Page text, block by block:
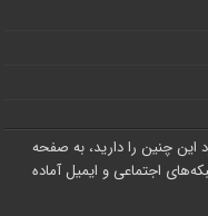
این چنین را دارید، به صفحه
اجتماعی و ایمیل آماده